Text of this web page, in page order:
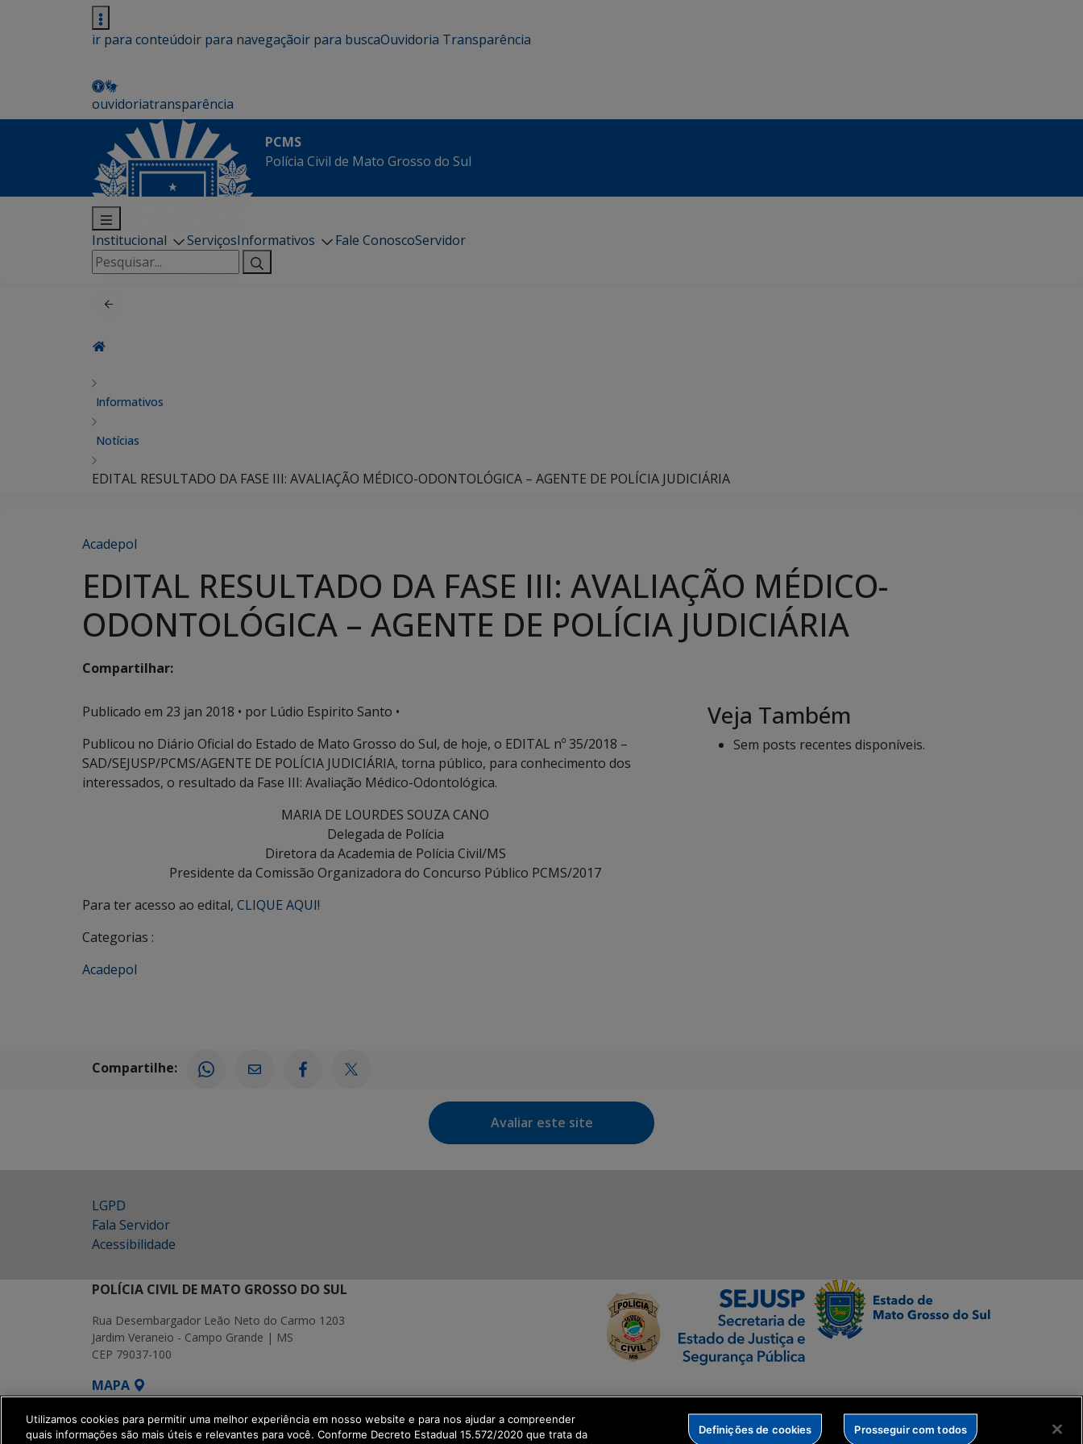
ir para conteúdoir para navegaçãoir para buscaOuvidoria Transparência
ouvidoriatransparência
PCMS
Polícia Civil de Mato Grosso do Sul
Institucional ServiçosInformativos Fale ConoscoServidor
Pesquisar
por:
Informativos
Notícias
EDITAL RESULTADO DA FASE III: AVALIAÇÃO MÉDICO-ODONTOLÓGICA – AGENTE DE POLÍCIA JUDICIÁRIA
Acadepol
EDITAL RESULTADO DA FASE III: AVALIAÇÃO MÉDICO-
ODONTOLÓGICA – AGENTE DE POLÍCIA JUDICIÁRIA
Compartilhar:
Publicado em 23 jan 2018 • por Lúdio Espirito Santo •
Publicou no Diário Oficial do Estado de Mato Grosso do Sul, de hoje, o EDITAL nº 35/2018 –
SAD/SEJUSP/PCMS/AGENTE DE POLÍCIA JUDICIÁRIA, torna público, para conhecimento dos
interessados, o resultado da Fase III: Avaliação Médico-Odontológica.
MARIA DE LOURDES SOUZA CANO
Delegada de Polícia
Diretora da Academia de Polícia Civil/MS
Presidente da Comissão Organizadora do Concurso Público PCMS/2017
Para ter acesso ao edital, CLIQUE AQUI!
Categorias :
Acadepol
Veja Também
Sem posts recentes disponíveis.
Compartilhe:
Avaliar este site
LGPD
Fala Servidor
Acessibilidade
POLÍCIA CIVIL DE MATO GROSSO DO SUL
Rua Desembargador Leão Neto do Carmo 1203
Jardim Veraneio - Campo Grande | MS
CEP 79037-100
MAPA
SETDIG | Secretaria-Executiva de Transformação Digital
Utilizamos cookies para permitir uma melhor experiência em nosso website e para nos ajudar a compreender
quais informações são mais úteis e relevantes para você. Conforme Decreto Estadual 15.572/2020 que trata da
Definições de cookies Prosseguir com todos